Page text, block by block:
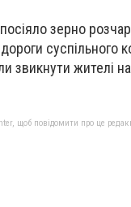
зерно
суспільного
звикнути жителі
щоб повідомити про це